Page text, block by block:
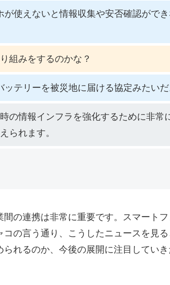
が使えないと情報収集や安否確認がで
組みをするのかな？
テリーを被災地に届ける協定みたい
の情報インフラを強化するために非
られます。
の連携は非常に重要です。スマート
コの言う通り、こうしたニュースを見
れるのか、今後の展開に注目してい